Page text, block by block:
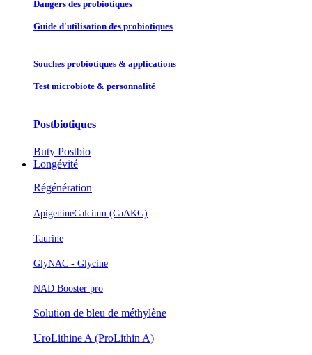
Dangers des probiotiques
Guide d'utilisation des probiotiques
Souches probiotique​s & applications
Test microbiote & personnalité
Postbiotiques
Buty Postbio
Longévité
Régénération
ApigenineCalcium (CaAKG)
Taurine
GlyNAC - Glycine
NAD Booster pro
Solution de bleu de méthylène
UroLithine A (ProLithin A)